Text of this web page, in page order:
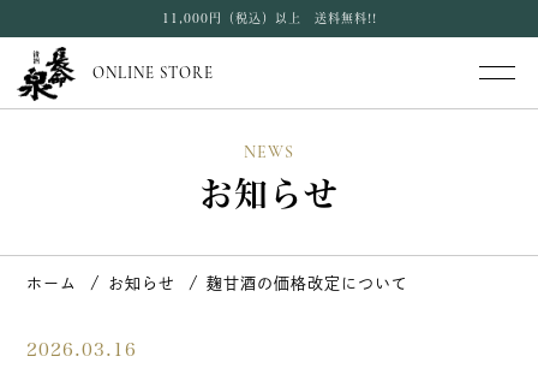
11,000円（税込）以上 送料無料!!
ONLINE STORE
NEWS
お知らせ
ホーム お知らせ 麹甘酒の価格改定について
2026.03.16